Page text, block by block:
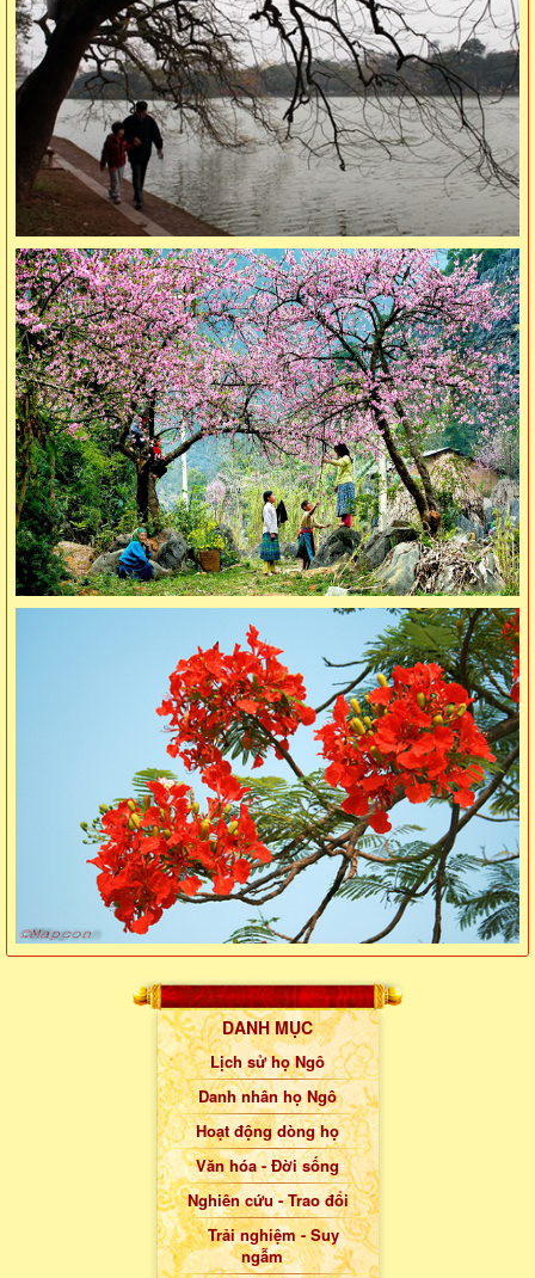
DANH MỤC
Lịch sử họ Ngô
Danh nhân họ Ngô
Hoạt động dòng họ
Văn hóa - Đời sống
Nghiên cứu - Trao đổi
Trải nghiệm - Suy
ngẫm